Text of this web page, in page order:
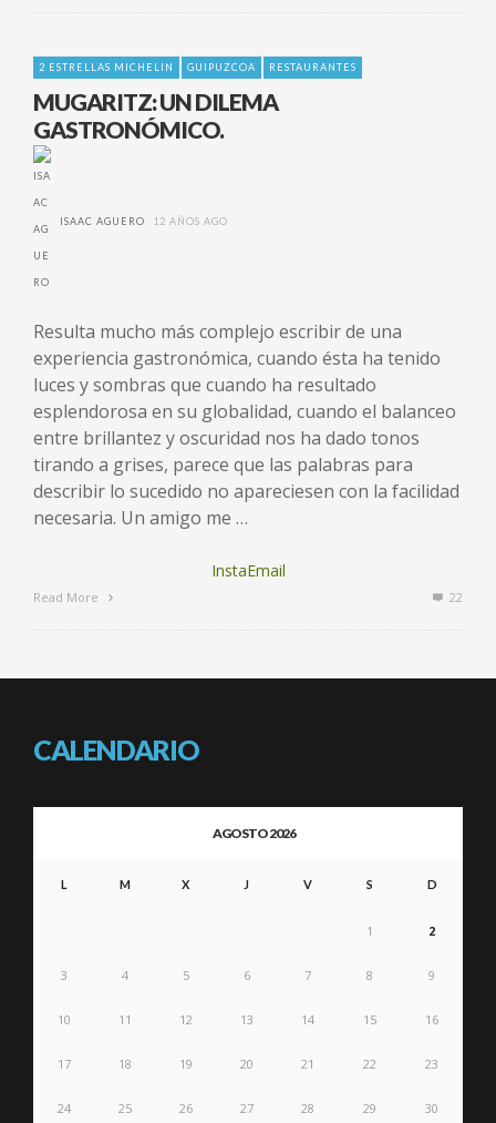
2 ESTRELLAS MICHELIN GUIPUZCOA RESTAURANTES
MUGARITZ: UN DILEMA
GASTRONÓMICO.
ISAAC AGUERO 12 AÑOS AGO
Resulta mucho más complejo escribir de una
experiencia gastronómica, cuando ésta ha tenido
luces y sombras que cuando ha resultado
esplendorosa en su globalidad, cuando el balanceo
entre brillantez y oscuridad nos ha dado tonos
tirando a grises, parece que las palabras para
describir lo sucedido no apareciesen con la facilidad
necesaria. Un amigo me …
InstaEmail
Read More 22
CALENDARIO
AGOSTO 2026
L M X J V S D
1 2
3 4 5 6 7 8 9
10 11 12 13 14 15 16
17 18 19 20 21 22 23
24 25 26 27 28 29 30